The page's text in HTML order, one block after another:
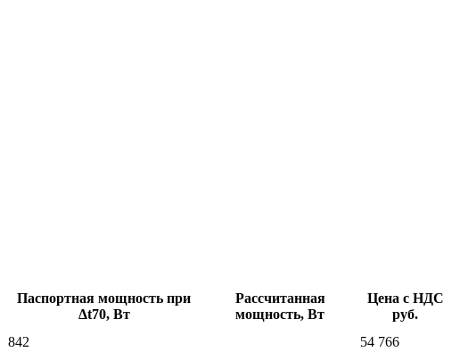
Паспортная мощность при
Δt70, Вт
Рассчитанная
мощность, Вт
Цена с НДС
руб.
842
54 766